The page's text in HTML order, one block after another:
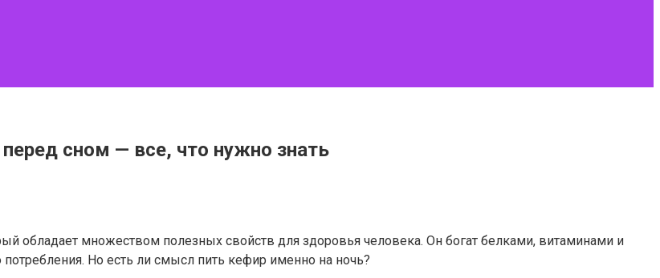
сном — все, что нужно знать
обладает множеством полезных свойств для здоровья человека. Он богат белками, витаминами и
Но есть ли смысл пить кефир именно на ночь?